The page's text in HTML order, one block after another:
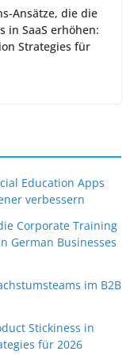
Ansätze, die die
in SaaS erhöhen:
Strategies für
Education Apps
verbessern
Corporate Training
German Businesses
im B2B
Stickiness in
für 2026